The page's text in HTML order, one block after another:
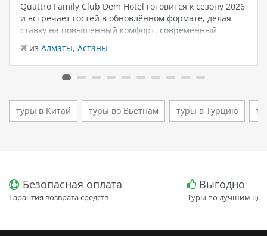
Quattro Family Club Dem Hotel готовится к сезону 2026
и встречает гостей в обновлённом формате, делая
ставку на повышенный комфорт, современный
дизайн и атмосферу спокойного семейного отдыха у
моря. Отель остаётся популярным выбором для тех,
кто ищет семейный отель в…
из Алматы, Астаны
туры в Китай туры во Вьетнам туры в Турцию
Безопасная оплата
Гарантия возврата средств
Выгодно
Туры по лучшим